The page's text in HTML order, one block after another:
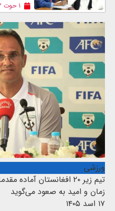
۱ حوت ۱۴۰۳
ورزشی
تیم زیر ۲۰ افغانستان
زمان و امید به صعود می‌گوید
۱۷ اسد ۱۴۰۵